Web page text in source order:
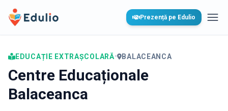
Edulio Prezență pe Edulio
EDUCAȚIE EXTRAȘCOLARĂ• BALACEANCA
Centre Educaționale
Balaceanca